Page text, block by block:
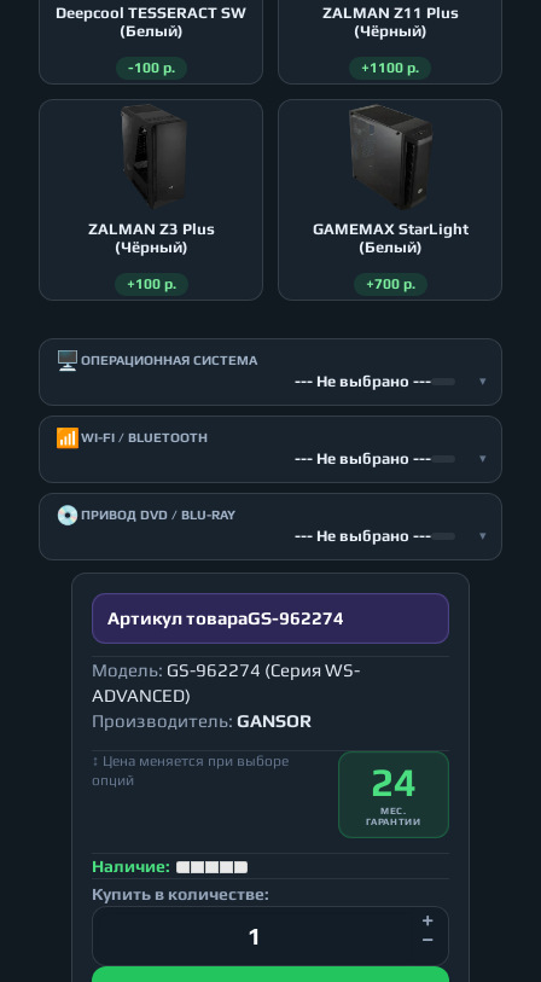
Deepcool TESSERACT SW
(Белый)
-100 р.
ZALMAN Z11 Plus
(Чёрный)
+1100 р.
ZALMAN Z3 Plus
(Чёрный)
+100 р.
GAMEMAX StarLight
(Белый)
+700 р.
🖥️ ОПЕРАЦИОННАЯ СИСТЕМА
--- Не выбрано --- ▾
📶 WI-FI / BLUETOOTH
--- Не выбрано --- ▾
💿ПРИВОД DVD / BLU-RAY
--- Не выбрано --- ▾
Артикул товараGS-962274
Модель: GS-962274 (Серия WS-
ADVANCED)
Производитель: GANSOR
↕ Цена меняется при выборе
опций
24
МЕС.
ГАРАНТИИ
Наличие:
Купить в количестве: